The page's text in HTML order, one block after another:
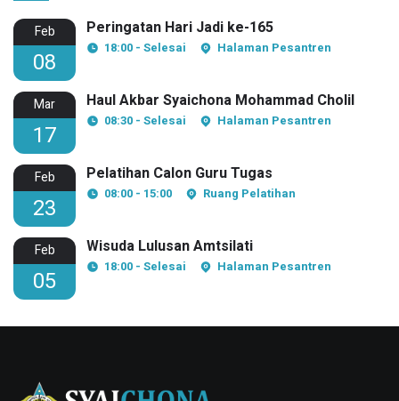
Feb
08
Peringatan Hari Jadi ke-165
18:00 - Selesai Halaman Pesantren
Mar
17
Haul Akbar Syaichona Mohammad Cholil
08:30 - Selesai Halaman Pesantren
Feb
23
Pelatihan Calon Guru Tugas
08:00 - 15:00 Ruang Pelatihan
Feb
05
Wisuda Lulusan Amtsilati
18:00 - Selesai Halaman Pesantren